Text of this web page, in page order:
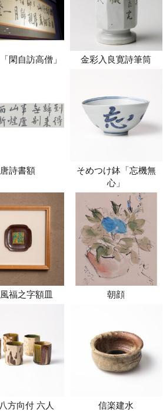
閑自訪高僧」 金彩入良寛詩筆筒
唐詩書額
そめつけ鉢「忘機無
心」
福之字額皿 朝顔
方向付 六人 信楽建水